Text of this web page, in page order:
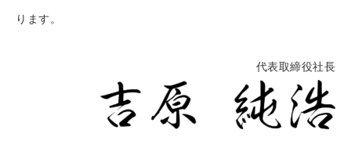
ります。
代表取締役社長